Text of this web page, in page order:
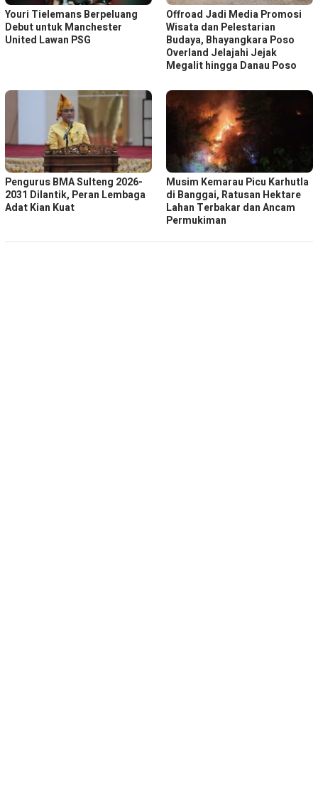
Youri Tielemans Berpeluang
Debut untuk Manchester
United Lawan PSG
Offroad Jadi Media Promosi
Wisata dan Pelestarian
Budaya, Bhayangkara Poso
Overland Jelajahi Jejak
Megalit hingga Danau Poso
Pengurus BMA Sulteng 2026-
2031 Dilantik, Peran Lembaga
Adat Kian Kuat
Musim Kemarau Picu Karhutla
di Banggai, Ratusan Hektare
Lahan Terbakar dan Ancam
Permukiman